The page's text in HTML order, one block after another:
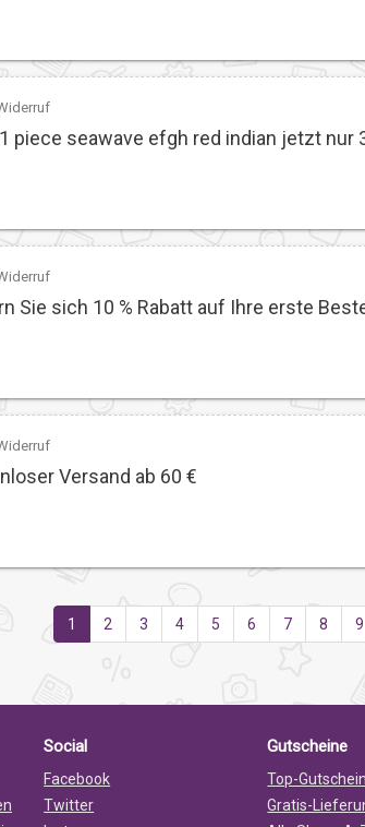
piece seawave efgh red indian jetzt nur
Sie sich 10 % Rabatt auf Ihre erste
Versand ab 60 €
1 2 3 4 5 6 7 8 9
Social
Facebook
Twitter
Gutscheine
Top-
Gratis-